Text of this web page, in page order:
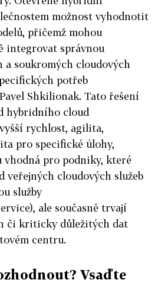
možnost vyhodnotit
přičemž mohou
integrovat správnou
a soukromých cloudových
potřeb
Shkilionak. Tato řešení
hybridního cloud
rychlost, agilita,
pro specifické úlohy,
vhodná pro podniky, které
veřejných cloudových služeb
služby
ale současně trvají
či kriticky důležitých dat
centru.
Vsaďte